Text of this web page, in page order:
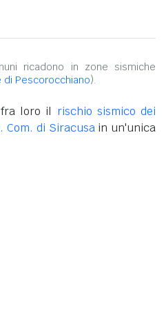
ricadono in zone sismiche
di Pescorocchiano).
loro il rischio sismico dei
Com. di Siracusain un'unica